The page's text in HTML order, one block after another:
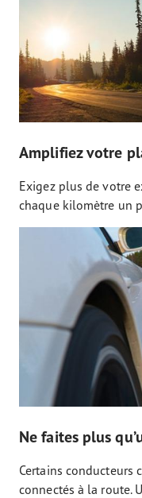
Amplifiez votre
Exigez plus de votre
chaque kilomètre un
Ne faites plus
Certains conducteurs
connectés à la route.